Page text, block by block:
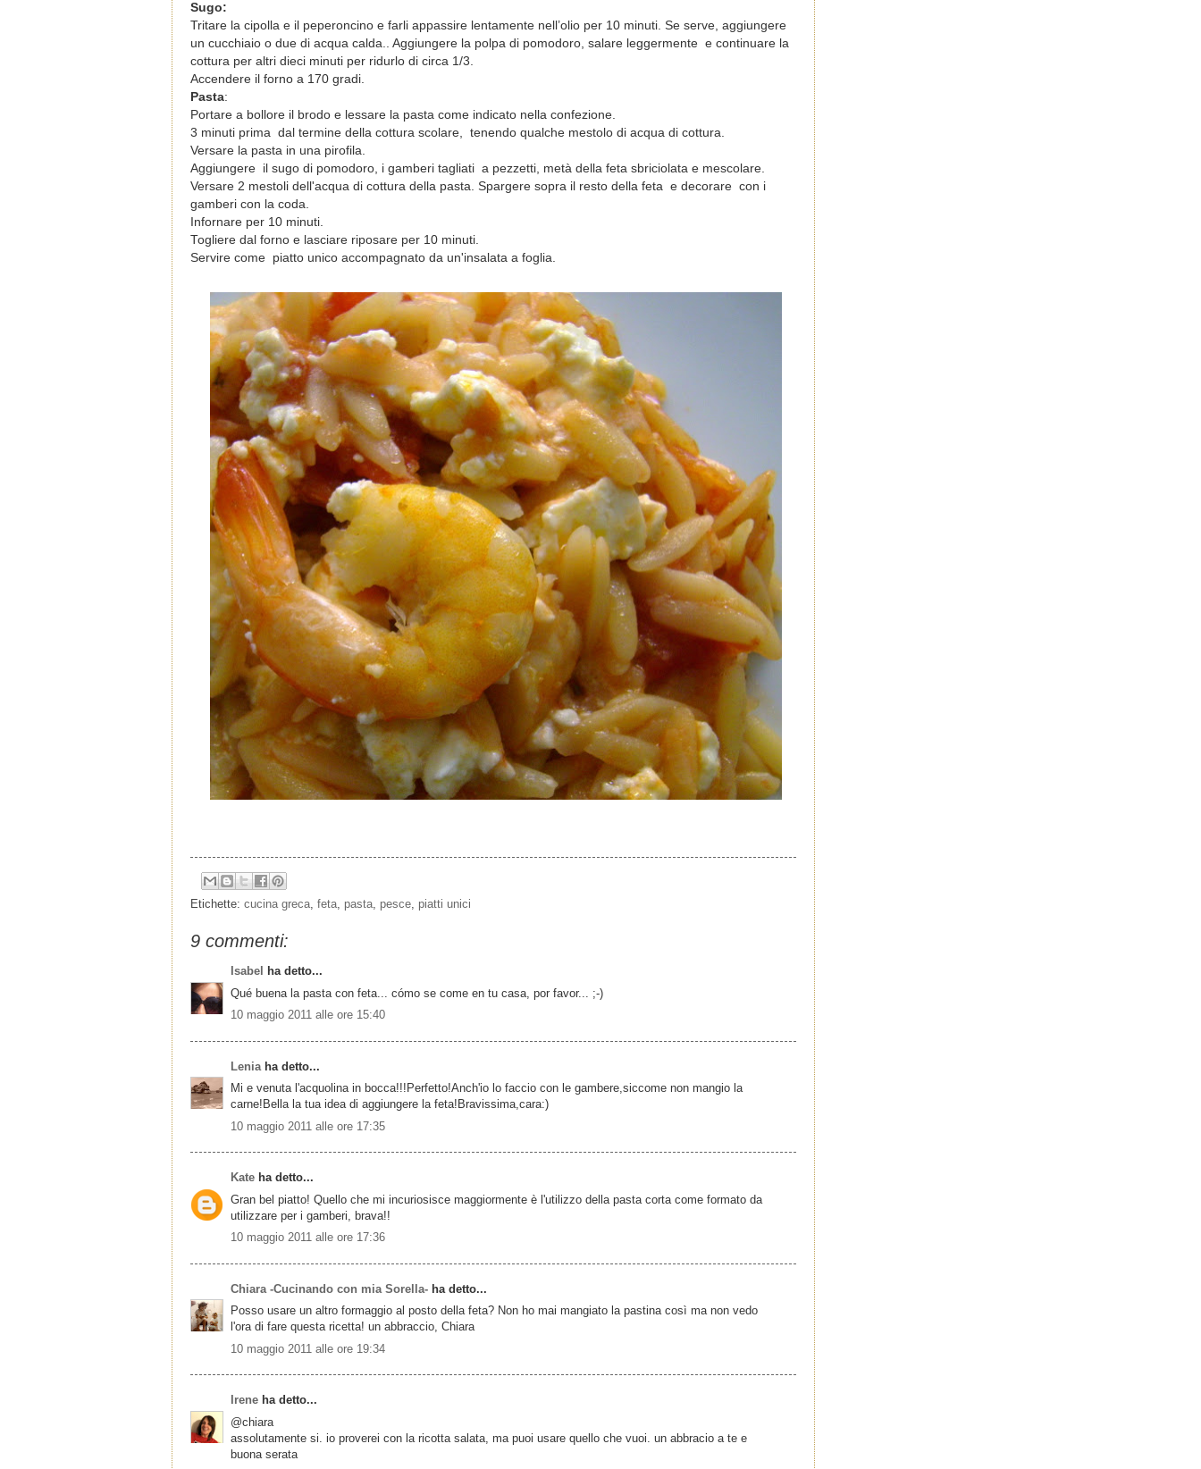
Sugo:
Tritare la cipolla e il peperoncino e farli appassire lentamente nell’olio per 10 minuti. Se serve, aggiungere
un cucchiaio o due di acqua calda.. Aggiungere la polpa di pomodoro, salare leggermente e continuare la
cottura per altri dieci minuti per ridurlo di circa 1/3.
Accendere il forno a 170 gradi.
Pasta:
Portare a bollore il brodo e lessare la pasta come indicato nella confezione.
3 minuti prima dal termine della cottura scolare, tenendo qualche mestolo di acqua di cottura.
Versare la pasta in una pirofila.
Aggiungere il sugo di pomodoro, i gamberi tagliati a pezzetti, metà della feta sbriciolata e mescolare.
Versare 2 mestoli dell'acqua di cottura della pasta. Spargere sopra il resto della feta e decorare con i
gamberi con la coda.
Infornare per 10 minuti.
Togliere dal forno e lasciare riposare per 10 minuti.
Servire come piatto unico accompagnato da un'insalata a foglia.
Etichette: cucina greca, feta, pasta, pesce, piatti unici
9 commenti:
Isabel
ha detto...
Qué buena la pasta con feta... cómo se come en tu casa, por favor... ;-)
10 maggio 2011 alle ore 15:40
Lenia ha detto...
Mi e venuta l'acquolina in bocca!!!Perfetto!Anch'io lo faccio con le gambere,siccome non mangio la
carne!Bella la tua idea di aggiungere la feta!Bravissima,cara:)
10 maggio 2011 alle ore 17:35
Kate ha detto...
Gran bel piatto! Quello che mi incuriosisce maggiormente è l'utilizzo della pasta corta come formato da
utilizzare per i gamberi, brava!!
10 maggio 2011 alle ore 17:36
Chiara -Cucinando con mia Sorella- ha detto...
Posso usare un altro formaggio al posto della feta? Non ho mai mangiato la pastina così ma non vedo
l'ora di fare questa ricetta! un abbraccio, Chiara
10 maggio 2011 alle ore 19:34
Irene ha detto...
@chiara
assolutamente si. io proverei con la ricotta salata, ma puoi usare quello che vuoi. un abbracio a te e
buona serata